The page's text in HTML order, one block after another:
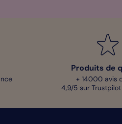
Produits de
+ 14000 avis
4,9/5 sur